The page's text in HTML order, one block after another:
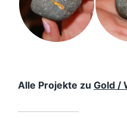
Alle Projekte zu Gold /